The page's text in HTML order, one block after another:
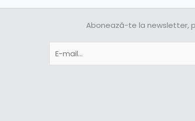
Abonează-te la newsletter,